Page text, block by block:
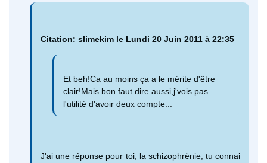
Citation: slimekim le Lundi 20 Juin 2011 à 22:35
Et beh!Ca au moins ça a le mérite d'être
clair!Mais bon faut dire aussi,j'vois pas
l'utilité d'avoir deux compte...
J'ai une réponse pour toi, la schizophrènie, tu connai